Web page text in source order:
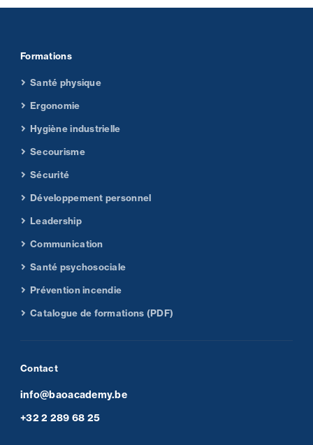
Formations
Santé physique
Ergonomie
Hygiène industrielle
Secourisme
Sécurité
Développement personnel
Leadership
Communication
Santé psychosociale
Prévention incendie
Catalogue de formations (PDF)
Contact
info@baoacademy.be
+32 2 289 68 25